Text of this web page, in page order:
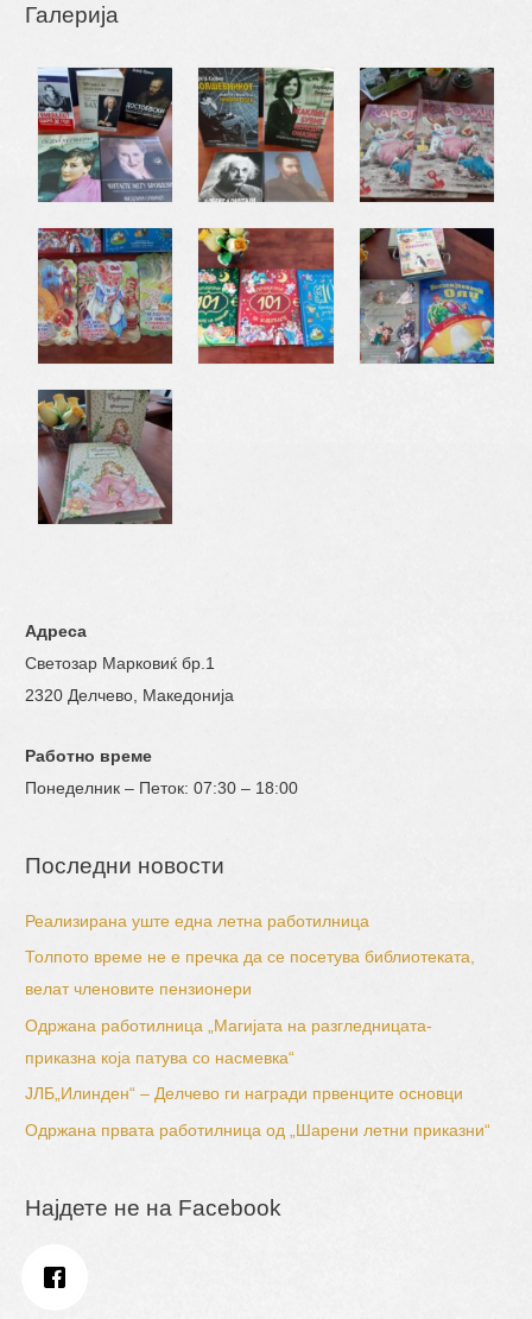
Галерија
Адреса
Светозар Марковиќ бр.1
2320 Делчево, Македонија
Работно време
Понеделник – Петок: 07:30 – 18:00
Последни новости
Реализирана уште една летна работилница
Толпото време не е пречка да се посетува библиотеката,
велат членовите пензионери
Одржана работилница „Магијата на разгледницата-
приказна која патува со насмевка“
ЈЛБ„Илинден“ – Делчево ги награди првенците основци
Одржана првата работилница од „Шарени летни приказни“
Најдете не на Facebook